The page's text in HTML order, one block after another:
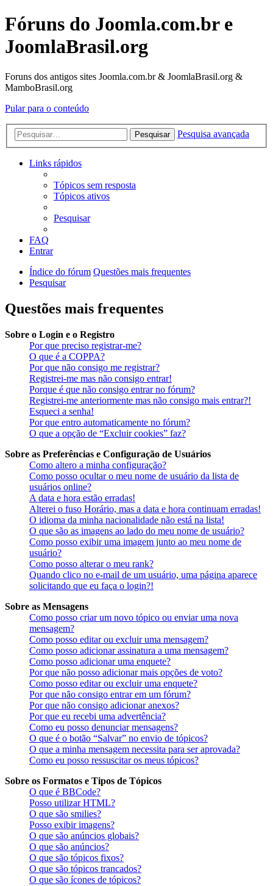
Fóruns do Joomla.com.br e
JoomlaBrasil.org
Foruns dos antigos sites Joomla.com.br & JoomlaBrasil.org &
MamboBrasil.org
Pular para o conteúdo
Pesquisar Pesquisa avançada
Links rápidos
Tópicos sem resposta
Tópicos ativos
Pesquisar
FAQ
Entrar
Índice do fórum Questões mais frequentes
Pesquisar
Questões mais frequentes
Sobre o Login e o Registro
Por que preciso registrar-me?
O que é a COPPA?
Por que não consigo me registrar?
Registrei-me mas não consigo entrar!
Porque é que não consigo entrar no fórum?
Registrei-me anteriormente mas não consigo mais entrar?!
Esqueci a senha!
Por que entro automaticamente no fórum?
O que a opção de “Excluir cookies” faz?
Sobre as Preferências e Configuração de Usuários
Como altero a minha configuração?
Como posso ocultar o meu nome de usuário da lista de
usuários online?
A data e hora estão erradas!
Alterei o fuso Horário, mas a data e hora continuam erradas!
O idioma da minha nacionalidade não está na lista!
O que são as imagens ao lado do meu nome de usuário?
Como posso exibir uma imagem junto ao meu nome de
usuário?
Como posso alterar o meu rank?
Quando clico no e-mail de um usuário, uma página aparece
solicitando que eu faça o login?!
Sobre as Mensagens
Como posso criar um novo tópico ou enviar uma nova
mensagem?
Como posso editar ou excluir uma mensagem?
Como posso adicionar assinatura a uma mensagem?
Como posso adicionar uma enquete?
Por que não posso adicionar mais opções de voto?
Como posso editar ou excluir uma enquete?
Por que não consigo entrar em um fórum?
Por que não consigo adicionar anexos?
Por que eu recebi uma advertência?
Como eu posso denunciar mensagens?
O que é o botão “Salvar” no envio de tópicos?
O que a minha mensagem necessita para ser aprovada?
Como eu posso ressuscitar os meus tópicos?
Sobre os Formatos e Tipos de Tópicos
O que é BBCode?
Posso utilizar HTML?
O que são smilies?
Posso exibir imagens?
O que são anúncios globais?
O que são anúncios?
O que são tópicos fixos?
O que são tópicos trancados?
O que são ícones de tópicos?